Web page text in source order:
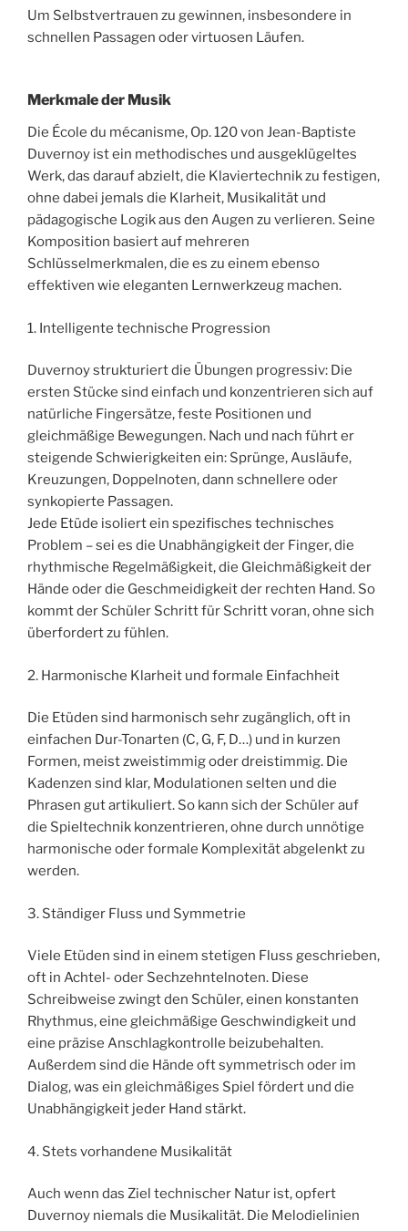
Um Selbstvertrauen zu gewinnen, insbesondere in
schnellen Passagen oder virtuosen Läufen.
Merkmale der Musik
Die École du mécanisme, Op. 120 von Jean-Baptiste
Duvernoy ist ein methodisches und ausgeklügeltes
Werk, das darauf abzielt, die Klaviertechnik zu festigen,
ohne dabei jemals die Klarheit, Musikalität und
pädagogische Logik aus den Augen zu verlieren. Seine
Komposition basiert auf mehreren
Schlüsselmerkmalen, die es zu einem ebenso
effektiven wie eleganten Lernwerkzeug machen.
1. Intelligente technische Progression
Duvernoy strukturiert die Übungen progressiv: Die
ersten Stücke sind einfach und konzentrieren sich auf
natürliche Fingersätze, feste Positionen und
gleichmäßige Bewegungen. Nach und nach führt er
steigende Schwierigkeiten ein: Sprünge, Ausläufe,
Kreuzungen, Doppelnoten, dann schnellere oder
synkopierte Passagen.
Jede Etüde isoliert ein spezifisches technisches
Problem – sei es die Unabhängigkeit der Finger, die
rhythmische Regelmäßigkeit, die Gleichmäßigkeit der
Hände oder die Geschmeidigkeit der rechten Hand. So
kommt der Schüler Schritt für Schritt voran, ohne sich
überfordert zu fühlen.
2. Harmonische Klarheit und formale Einfachheit
Die Etüden sind harmonisch sehr zugänglich, oft in
einfachen Dur-Tonarten (C, G, F, D…) und in kurzen
Formen, meist zweistimmig oder dreistimmig. Die
Kadenzen sind klar, Modulationen selten und die
Phrasen gut artikuliert. So kann sich der Schüler auf
die Spieltechnik konzentrieren, ohne durch unnötige
harmonische oder formale Komplexität abgelenkt zu
werden.
3. Ständiger Fluss und Symmetrie
Viele Etüden sind in einem stetigen Fluss geschrieben,
oft in Achtel- oder Sechzehntelnoten. Diese
Schreibweise zwingt den Schüler, einen konstanten
Rhythmus, eine gleichmäßige Geschwindigkeit und
eine präzise Anschlagkontrolle beizubehalten.
Außerdem sind die Hände oft symmetrisch oder im
Dialog, was ein gleichmäßiges Spiel fördert und die
Unabhängigkeit jeder Hand stärkt.
4. Stets vorhandene Musikalität
Auch wenn das Ziel technischer Natur ist, opfert
Duvernoy niemals die Musikalität. Die Melodielinien